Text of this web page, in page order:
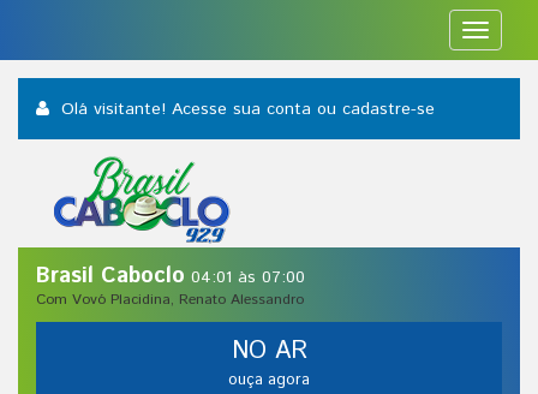
Toggle
Olá visitante! Acesse sua conta ou cadastre-se
Brasil Caboclo 04:01 às 07:00
Com Vovó Placidina, Renato Alessandro
NO AR
ouça agora